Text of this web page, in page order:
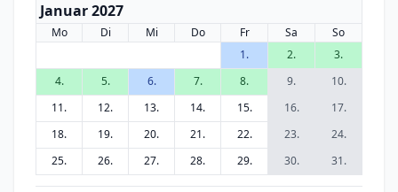
Januar 2027
Mo Di Mi Do Fr Sa
So
1.
2.
3.
4.
5. 6. 7. 8. 9.
10.
11.
12. 13. 14. 15. 16.
17.
18.
19. 20. 21. 22. 23.
24.
25.
26. 27. 28. 29. 30. 31.